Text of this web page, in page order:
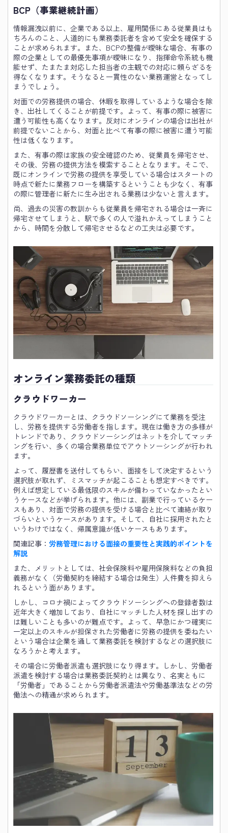
BCP（事業継続計画）
情報漏洩以前に、企業である以上、雇用関係にある従業員はも
ちろんのこと、人道的にも業務委託者を含めて安全を確保する
ことが求められます。また、BCPの整備が曖昧な場合、有事の
際の企業としての最優先事項が曖昧になり、指揮命令系統も機
能せず、たまたま対応した担当者の主観での対応に頼らざるを
得なくなります。そうなると一貫性のない業務運営となってし
まうでしょう。
対面での労務提供の場合、休暇を取得しているような場合を除
き、出社してくることが前提です。よって、有事の際に被害に
遭う可能性も高くなります。反対にオンラインの場合は出社が
前提でないことから、対面と比べて有事の際に被害に遭う可能
性は低くなります。
また、有事の際は家族の安全確認のため、従業員を帰宅させ、
その後、労務の提供方法を模索することとなります。そこで、
既にオンラインで労務の提供を享受している場合はスタートの
時点で新たに業務フローを構築するということも少なく、有事
の際に管理者に新たに生み出される業務は少ないと言えます。
尚、過去の災害の教訓からも従業員を帰宅される場合は一斉に
帰宅させてしまうと、駅で多くの人で溢れかえってしまうこと
から、時間を分散して帰宅させるなどの工夫は必要です。
オンライン業務委託の種類
クラウドワーカー
クラウドワーカーとは、クラウドソーシングにて業務を受注
し、労務を提供する労働者を指します。現在は働き方の多様が
トレンドであり、クラウドソーシングはネットを介してマッチ
ングを行い、多くの場合業務単位でアウトソーシングが行われ
ます。
よって、履歴書を送付してもらい、面接をして決定するという
選択肢が取れず、ミスマッチが起こることも想定すべきです。
例えば想定している最低限のスキルが備わっていなかったとい
うケースなどが挙げられます。他には、副業で行っているケー
スもあり、対面で労務の提供を受ける場合と比べて連絡が取り
づらいというケースがあります。そして、自社に採用されたと
いうわけではなく、帰属意識が低いケースもあります。
関連記事： 労務管理における面接の重要性と実践的ポイントを
解説
また、メリットとしては、社会保険料や雇用保険料などの負担
義務がなく（労働契約を締結する場合は発生）人件費を抑えら
れるという面があります。
しかし、コロナ禍によってクラウドソーシングへの登録者数は
近年大きく増加しており、自社にマッチした人材を探し出すの
は難しいことも多いのが難点です。よって、早急にかつ確実に
一定以上のスキルが担保された労働者に労務の提供を委ねたい
という場合は企業を通して業務委託を検討するなどの選択肢に
なろうかと考えます。
その場合に労働者派遣も選択肢になり得ます。しかし、労働者
派遣を検討する場合は業務委託契約とは異なり、名実ともに
「労働者」であることから労働者派遣法や労働基準法などの労
働法への精通が求められます。